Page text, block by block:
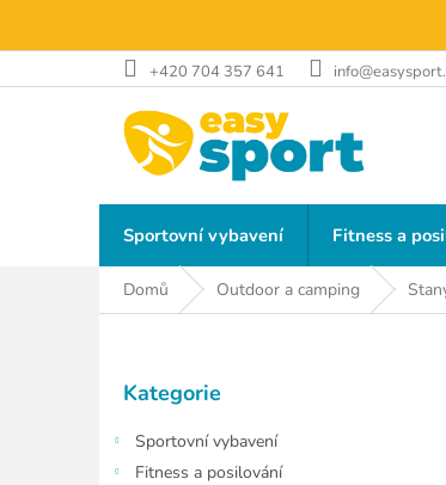
obsah
+420 704 357 641
Sportovní vybavení Fitness a
Domů Outdoor a camping
P
kategorie
Kategorie
Sportovní vybavení
Fitness a posilování